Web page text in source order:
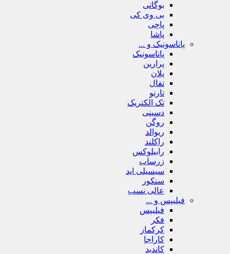
بوگاتی
بی وی کی
پاچی
پاشا
پاناسونیک و ...
پاناسونیک
پرارین
پلان
تفال
تارنو
تک الکتریک
دسینی
روگن
ریوالد
راکلند
رابیلوکس
زرساب
سیسیلی اید
سنکور
عالی نسب
فیلیپس و ...
فیلیپس
فکر
کرکماز
کاراجا
کاندید